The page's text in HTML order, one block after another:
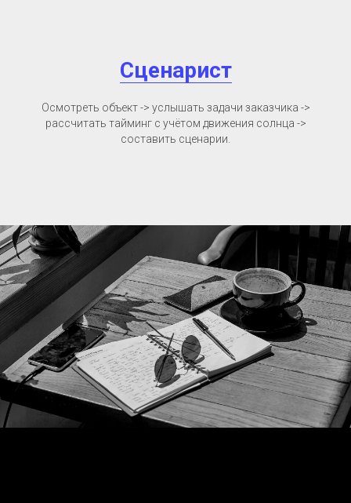
Сценарист
Осмотреть объект -> услышать задачи заказчика ->
рассчитать тайминг с учётом движения солнца ->
составить сценарии.